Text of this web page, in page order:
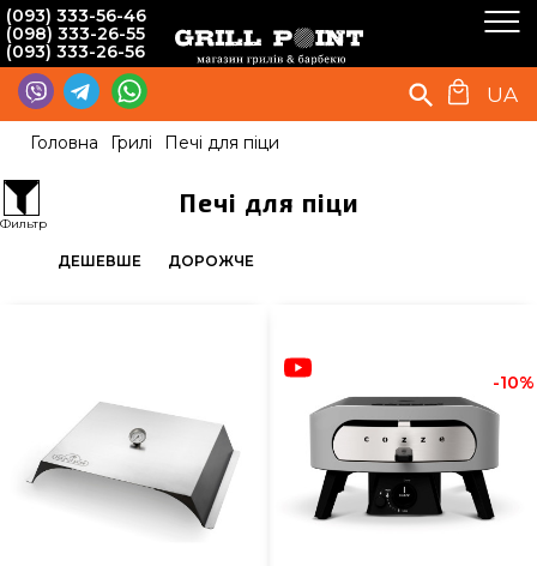
(093) 333-56-46
(098) 333-26-55
(093) 333-26-56
UA
Головна Грилі Печі для піци
Печі для піци
ДЕШЕВШЕ ДОРОЖЧЕ
-10%
Фильтр